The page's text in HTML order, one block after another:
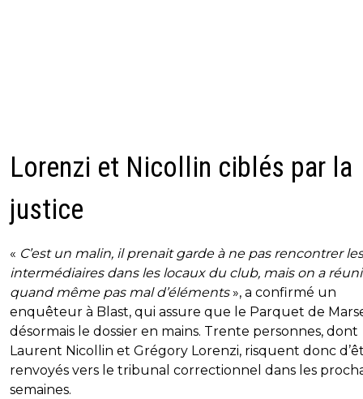
Lorenzi et Nicollin ciblés par la
justice
« C’est un malin, il prenait garde à ne pas rencontrer les
intermédiaires dans les locaux du club, mais on a réuni
quand même pas mal d’éléments», a confirmé un
enquêteur à Blast, qui assure que le Parquet de
désormais le dossier en mains. Trente personnes, dont
Laurent Nicollin et Grégory Lorenzi, risquent donc
renvoyés vers le tribunal correctionnel dans les
semaines.